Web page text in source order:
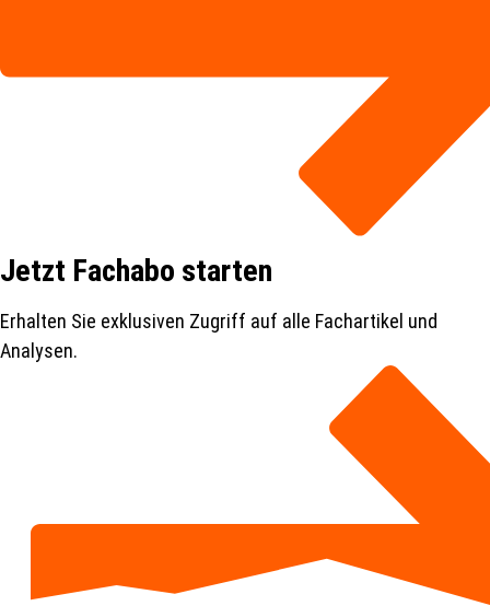
Jetzt Fachabo starten
Erhalten Sie exklusiven Zugriff auf alle Fachartikel und
Analysen.